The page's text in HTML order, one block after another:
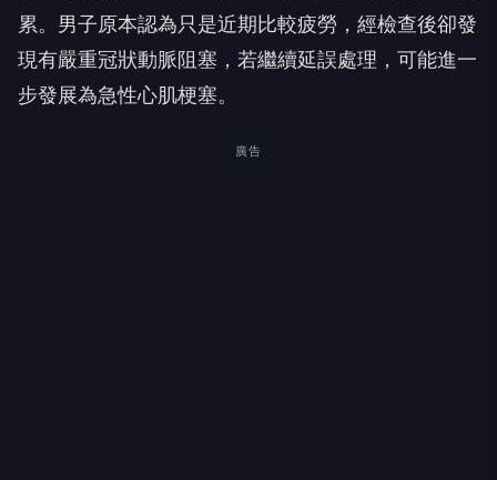
累。男子原本認為只是近期比較疲勞，經檢查後卻發
現有嚴重冠狀動脈阻塞，若繼續延誤處理，可能進一
步發展為急性心肌梗塞。
廣告